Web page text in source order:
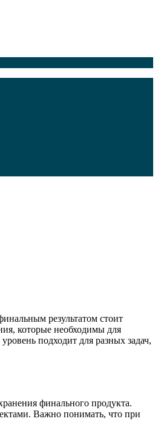
результатом стоит
которые необходимы для
подходит для разных задач,
финального продукта.
Важно понимать, что при